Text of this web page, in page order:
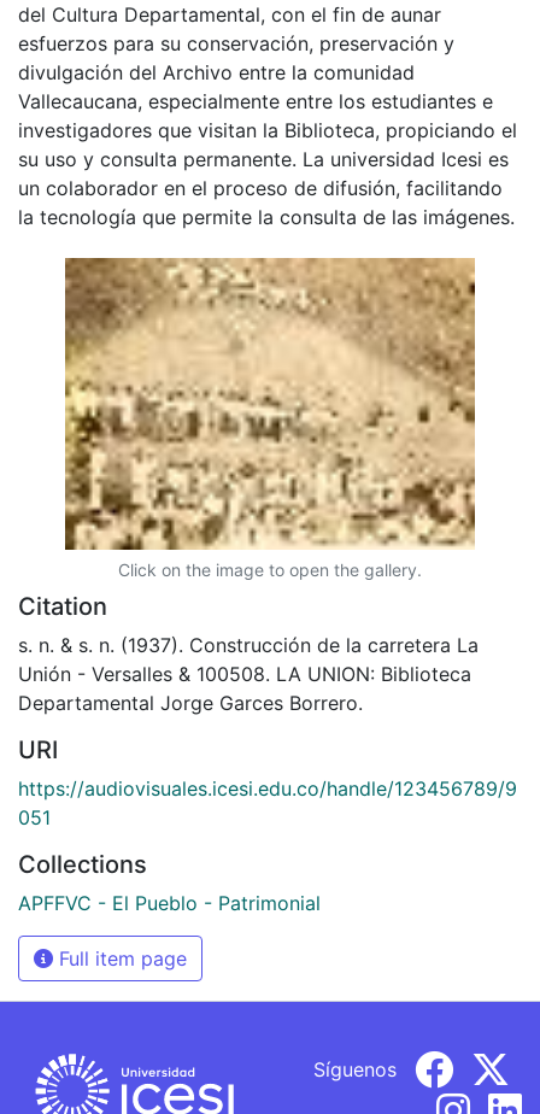
del Cultura Departamental, con el fin de aunar
esfuerzos para su conservación, preservación y
divulgación del Archivo entre la comunidad
Vallecaucana, especialmente entre los estudiantes e
investigadores que visitan la Biblioteca, propiciando el
su uso y consulta permanente. La universidad Icesi es
un colaborador en el proceso de difusión, facilitando
la tecnología que permite la consulta de las imágenes.
Click on the image to open the gallery.
Citation
s. n. & s. n. (1937). Construcción de la carretera La
Unión - Versalles & 100508. LA UNION: Biblioteca
Departamental Jorge Garces Borrero.
URI
https://audiovisuales.icesi.edu.co/handle/123456789/9
051
Collections
APFFVC - El Pueblo - Patrimonial
Full item page
Síguenos